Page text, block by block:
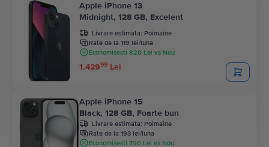
Apple iPhone 13
Midnight, 128 GB, Excelent
Livrare estimata: Poimaine
Rate de la 119 lei/luna
Economisesti 820 Lei vs Nou
1.42999 Lei
Apple iPhone 15
Black, 128 GB, Foarte bun
Livrare estimata: Poimaine
Rate de la 193 lei/luna
Economisesti 790 Lei vs Nou